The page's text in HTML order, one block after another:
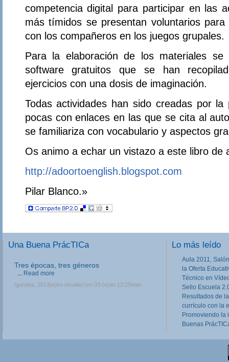
competencia digital para participar en las
más tímidos se presentan voluntarios
con los compañeros en los juegos grupales.
Para la elaboración de los materiales
software gratuitos que se han
ejercicios con una dosis de imaginación.
Todas actividades han sido creadas por
pocas con enlaces en las que se cita al
se familiariza con vocabulario y aspectos
Os animo a echar un vistazo a este libro de
http://adoortoenglish.blogspot.com
Pilar Blanco.»
Una Buena PrácTICa
Tres épocas, tres géneros
... Read more
Igandea, 2013(e)ko otsaila(r)en 03-(e)an 12:25etan
Lo más leído
Aula 2011,
la Oferta
Técnico en
Sello Escuela
Resultados de
currículo con la
Promoviendo la
Buenas